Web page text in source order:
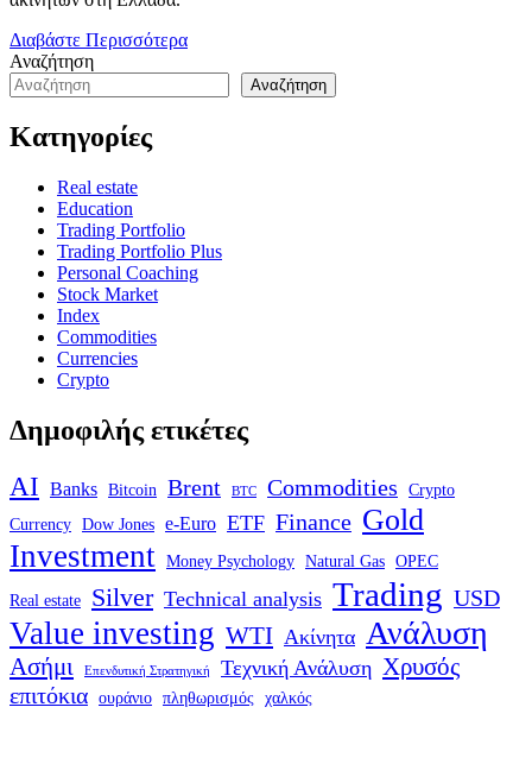
Διαβάστε Περισσότερα
Αναζήτηση
Αναζήτηση
Κατηγορίες
Real estate
Education
Trading Portfolio
Trading Portfolio Plus
Personal Coaching
Stock Market
Index
Commodities
Currencies
Crypto
Δημοφιλής ετικέτες
AI Banks Bitcoin Brent BTC Commodities
Crypto
Currency Dow Jones e-Euro ETF Finance Gold
Investment Money Psychology Natural Gas OPEC
Real estate Silver Technical analysis Trading USD
Value investing WTI Ακίνητα Ανάλυση
Ασήμι Επενδυτική Στρατηγική Τεχνική Ανάλυση Χρυσός
επιτόκια ουράνιο πληθωρισμός χαλκός